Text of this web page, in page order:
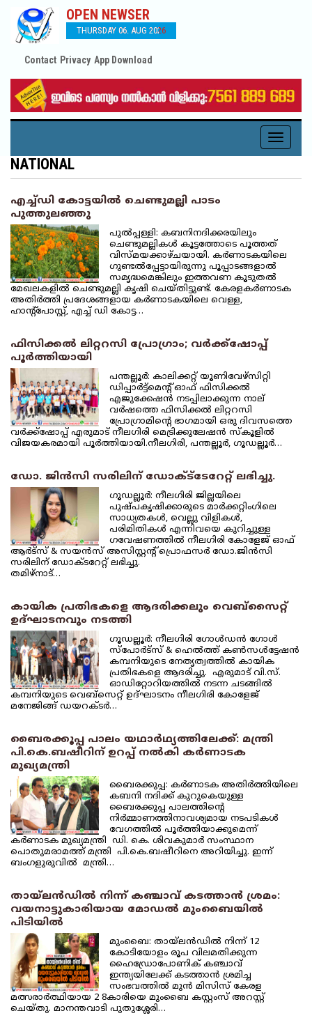
OPEN NEWSER
THURSDAY 06. AUG 2026
Contact Privacy App Download
Toggle
NATIONAL
എച്ച്ഡി കോട്ടയില്‍ ചെണ്ടുമല്ലി പാടം
പുത്തുലഞ്ഞു
പുല്‍പ്പള്ളി: കബനിനദിക്കരയിലും
ചെണ്ടുമല്ലികള്‍ കൂട്ടത്തോടെ പൂത്തത്
വിസ്മയക്കാഴ്ചയായി. കര്‍ണാടകയിലെ
ഗുണ്ടല്‍പ്പേട്ടായിരുന്നു പൂപ്പാടങ്ങളാല്‍
സമൃദ്ധമെങ്കിലും ഇത്തവണ കൂടുതല്‍
മേഖലകളില്‍ ചെണ്ടുമല്ലി കൃഷി ചെയ്തിട്ടുണ്ട്. കേരളകര്‍ണാടക
അതിര്‍ത്തി പ്രദേശങ്ങളായ കര്‍ണാടകയിലെ വെള്ള,
ഹാന്റ്‌പോസ്റ്റ്, എച്ച് ഡി കോട്ട…
ഫിസിക്കല്‍ ലിറ്ററസി പ്രോഗ്രാം; വര്‍ക്ക്‌ഷോപ്പ്
പൂര്‍ത്തിയായി
പന്തല്ലൂര്‍: കാലിക്കറ്റ് യൂണിവേഴ്‌സിറ്റി
ഡിപ്പാര്‍ട്ട്‌മെന്റ് ഓഫ് ഫിസിക്കല്‍
എജുക്കേഷന്‍ നടപ്പിലാക്കുന്ന നാല്
വര്‍ഷത്തെ ഫിസിക്കല്‍ ലിറ്ററസി
പ്രോഗ്രാമിന്റെ ഭാഗമായി ഒരു ദിവസത്തെ
വര്‍ക്ക്‌ഷോപ്പ് എരുമാട് നീലഗിരി മെട്രിക്കുലേഷന്‍ സ്‌കൂളില്‍
വിജയകരമായി പൂര്‍ത്തിയായി.നീലഗിരി, പന്തല്ലൂര്‍, ഗൂഡല്ലൂര്‍…
ഡോ. ജിന്‍സി സരിലിന് ഡോക്ട്‌ടേറേറ്റ് ലഭിച്ചു.
ഗൂഡല്ലൂര്‍: നീലഗിരി ജില്ലയിലെ
പുഷ്പകൃഷിക്കാരുടെ മാര്‍ക്കറ്റിംഗിലെ
സാധ്യതകള്‍, വെല്ലു വിളികള്‍,
പരിമിതികള്‍ എന്നിവയെ കുറിച്ചുള്ള
ഗവേഷണത്തില്‍ നീലഗിരി കോളേജ് ഓഫ്
ആര്‍ട്‌സ് & സയന്‍സ് അസിസ്റ്റന്റ് പ്രൊഫസര്‍ ഡോ.ജിന്‍സി
സരിലിന് ഡോക്ടറേറ്റ് ലഭിച്ചു.
തമിഴ്‌നാട്…
കായിക പ്രതിഭകളെ ആദരിക്കലും വെബ്‌സൈറ്റ്
ഉദ്ഘാടനവും നടത്തി
ഗൂഡല്ലൂര്‍: നീലഗിരി ഗോള്‍ഡന്‍ ഗോള്‍
സ്‌പോര്‍ട്‌സ് & ഹെല്‍ത്ത് കണ്‍സള്‍ട്ടേഷന്‍
കമ്പനിയുടെ നേതൃത്വത്തില്‍ കായിക
പ്രതിഭകളെ ആദരിച്ചു. എരുമാട് വി.സ്.
ഓഡിറ്റോറിയത്തില്‍ നടന്ന ചടങ്ങില്‍
കമ്പനിയുടെ വെബ്‌സെറ്റ് ഉദ്ഘാടനം നീലഗിരി കോളേജ്
മനേജിങ്ങ് ഡയറക്ടര്‍…
ബൈരക്കൂപ്പ പാലം യഥാര്‍ഥ്യത്തിലേക്ക്: മന്ത്രി
പി.കെ.ബഷീറിന് ഉറപ്പ് നല്‍കി കര്‍ണാടക
മുഖ്യമന്ത്രി
ബൈരക്കുപ്പ: കര്‍ണാടക അതിര്‍ത്തിയിലെ
കബനി നദിക്ക് കുറുകെയുള്ള
ബൈരക്കുപ്പ പാലത്തിന്റെ
നിര്‍മ്മാണത്തിനാവശ്യമായ നടപടികള്‍
വേഗത്തില്‍ പൂര്‍ത്തിയാക്കുമെന്ന്
കര്‍ണാടക മുഖ്യമന്ത്രി ഡി. കെ. ശിവകുമാര്‍ സംസ്ഥാന
പൊതുമരാമത്ത് മന്ത്രി പി.കെ.ബഷീറിനെ അറിയിച്ചു. ഇന്ന്
ബംഗളുരുവില്‍ മന്ത്രി…
തായ്‌ലന്‍ഡില്‍ നിന്ന് കഞ്ചാവ് കടത്താന്‍ ശ്രമം:
വയനാട്ടുകാരിയായ മോഡല്‍ മുംബൈയില്‍
പിടിയില്‍
മുംബൈ: തായ്‌ലന്‍ഡില്‍ നിന്ന് 12
കോടിയോളം രൂപ വിലമതിക്കുന്ന
ഹൈഡ്രോപോണിക് കഞ്ചാവ്
ഇന്ത്യയിലേക്ക് കടത്താന്‍ ശ്രമിച്ച
സംഭവത്തില്‍ മുന്‍ മിസിസ് കേരള
മത്സരാര്‍ത്ഥിയായ 2 8കാരിയെ മുംബൈ കസ്റ്റംസ് അറസ്റ്റ്
ചെയ്തു. മാനന്തവാടി പുതുശ്ശേരി…